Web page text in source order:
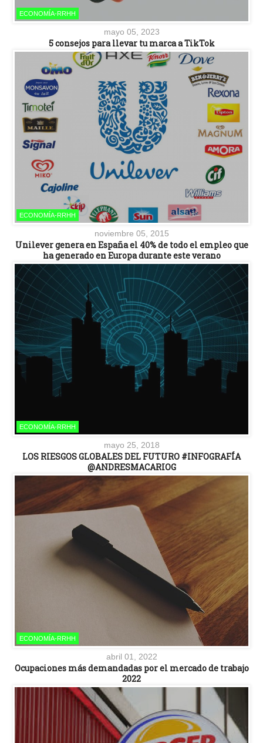
ECONOMÍA-RRHH
mayo 05, 2023
5 consejos para llevar tu marca a TikTok
ECONOMÍA-RRHH
noviembre 05, 2015
Unilever genera en España el 40% de todo el empleo que
ha generado en Europa durante este verano
ECONOMÍA-RRHH
mayo 25, 2018
LOS RIESGOS GLOBALES DEL FUTURO #INFOGRAFÍA
@ANDRESMACARIOG
ECONOMÍA-RRHH
abril 01, 2022
Ocupaciones más demandadas por el mercado de trabajo
2022